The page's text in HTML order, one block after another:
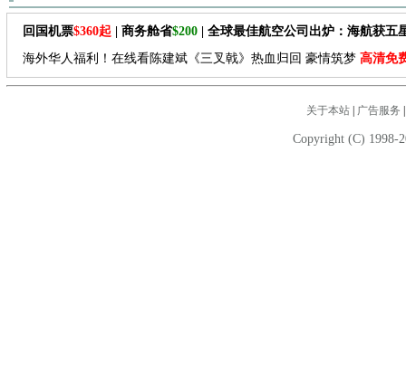
回国机票$360起 | 商务舱省$200 | 全球最佳航空公司出炉：海航获五
海外华人福利！在线看陈建斌《三叉戟》热血归回 豪情筑梦 高清免
关于本站| 广告服务
Copyright (C) 1998-